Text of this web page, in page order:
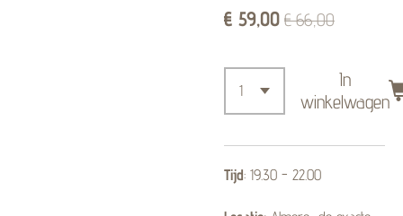
€ 59,00 € 66,00
In
winkelwagen
Tijd: 19.30 - 22.00